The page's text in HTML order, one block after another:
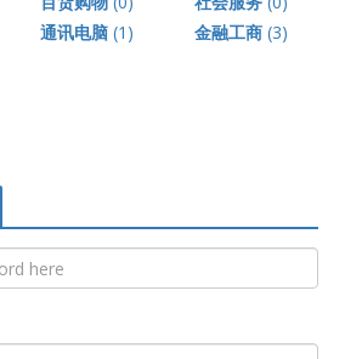
通讯电脑 (1) 金融工商 (3)